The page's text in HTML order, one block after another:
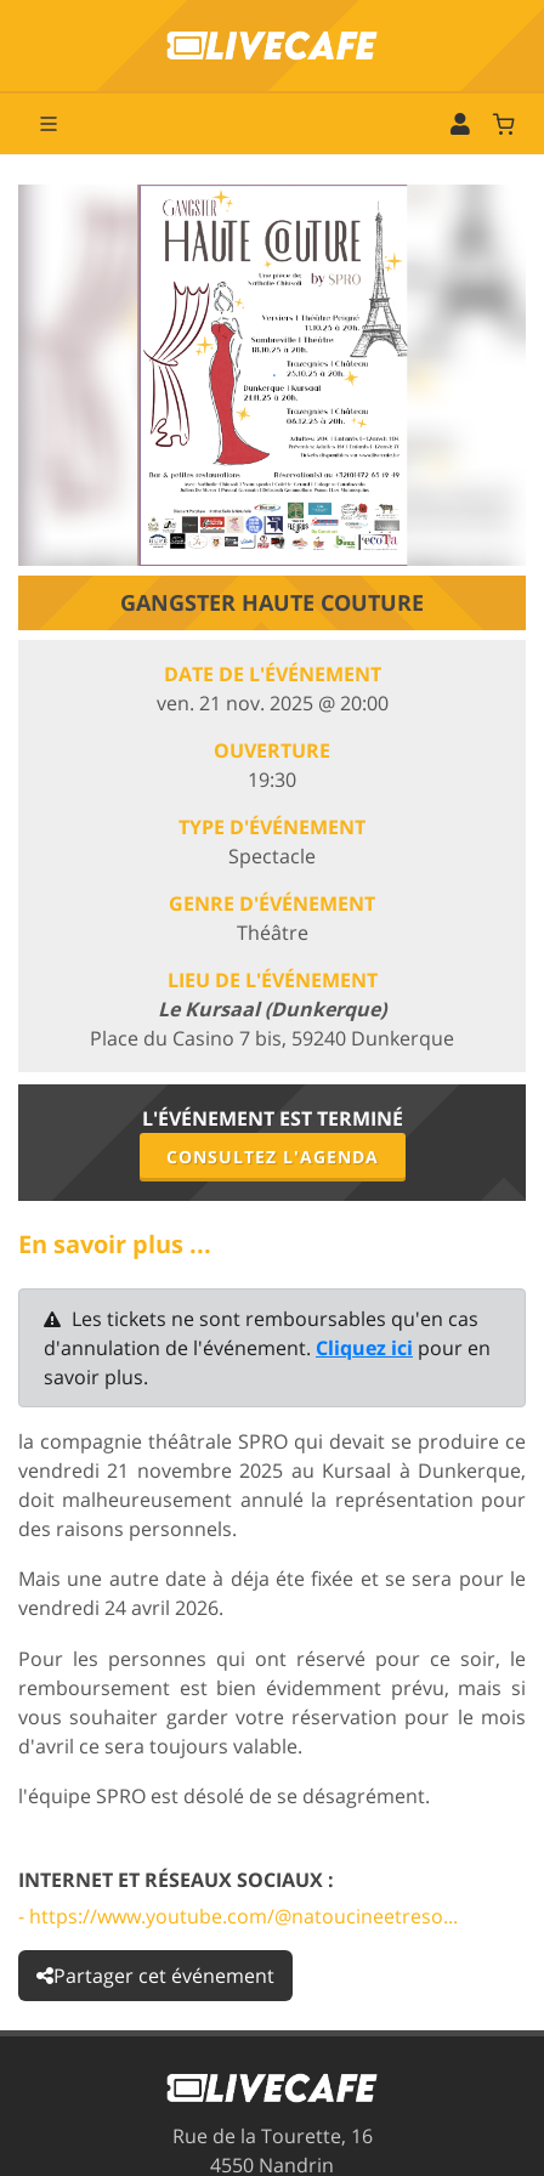
GANGSTER HAUTE COUTURE
DATE DE L'ÉVÉNEMENT
ven. 21 nov. 2025 @ 20:00
OUVERTURE
19:30
TYPE D'ÉVÉNEMENT
Spectacle
GENRE D'ÉVÉNEMENT
Théâtre
LIEU DE L'ÉVÉNEMENT
Le Kursaal (Dunkerque)
Place du Casino 7 bis, 59240 Dunkerque
L'ÉVÉNEMENT EST TERMINÉ
CONSULTEZ L'AGENDA
En savoir plus ...
Les tickets ne sont remboursables qu'en cas
d'annulation de l'événement. Cliquez ici pour en
savoir plus.
la compagnie théâtrale SPRO qui devait se produire ce
vendredi 21 novembre 2025 au Kursaal à Dunkerque,
doit malheureusement annulé la représentation pour
des raisons personnels.
Mais une autre date à déja éte fixée et se sera pour le
vendredi 24 avril 2026.
Pour les personnes qui ont réservé pour ce soir, le
remboursement est bien évidemment prévu, mais si
vous souhaiter garder votre réservation pour le mois
d'avril ce sera toujours valable.
l'équipe SPRO est désolé de se désagrément.
INTERNET ET RÉSEAUX SOCIAUX :
- https://www.youtube.com/@natoucineetreso...
Partager cet événement
Rue de la Tourette, 16
4550 Nandrin